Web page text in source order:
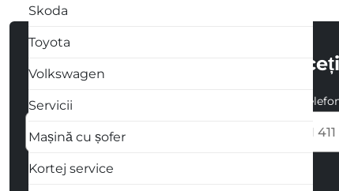
Skoda
Toyota
Volkswagen
Servicii
Mașină cu șofer
Kortej service
Numele și Prenumele: Numarul de